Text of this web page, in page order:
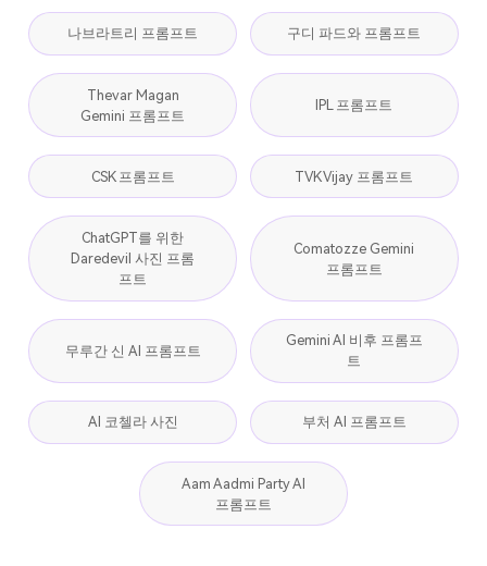
나브라트리 프롬프트 구디 파드와 프롬프트
Thevar Magan
Gemini 프롬프트
IPL 프롬프트
CSK 프롬프트 TVK Vijay 프롬프트
ChatGPT를 위한
Daredevil 사진 프롬
프트
Comatozze Gemini
프롬프트
무루간 신 AI 프롬프트
Gemini AI 비후 프롬프
트
AI 코첼라 사진 부처 AI 프롬프트
Aam Aadmi Party AI
프롬프트